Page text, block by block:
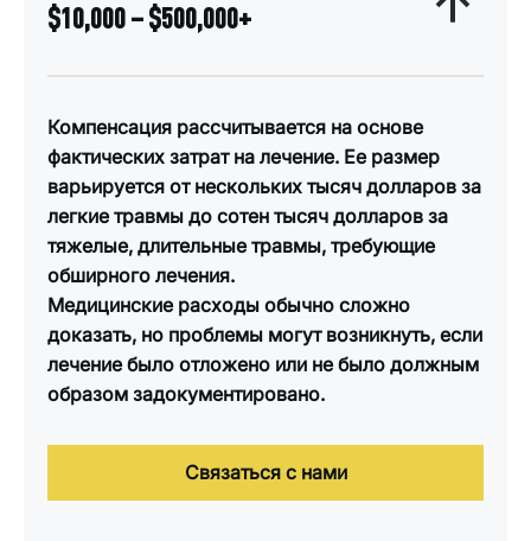
$10,000 – $500,000+
Компенсация рассчитывается на основе
фактических затрат на лечение. Ее размер
варьируется от нескольких тысяч долларов за
легкие травмы до сотен тысяч долларов за
тяжелые, длительные травмы, требующие
обширного лечения.
Медицинские расходы обычно сложно
доказать, но проблемы могут возникнуть, если
лечение было отложено или не было должным
образом задокументировано.
Связаться с нами